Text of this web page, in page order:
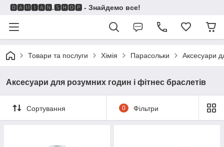
🅳🅰🅼🅸🅰🅽.🆂🅷🅾🅿 - Знайдемо все!
Товари та послуги Хімія Парасольки Аксесуари
Аксесуари для розумних годин і фітнес браслетів
Сортування 0 Фільтри